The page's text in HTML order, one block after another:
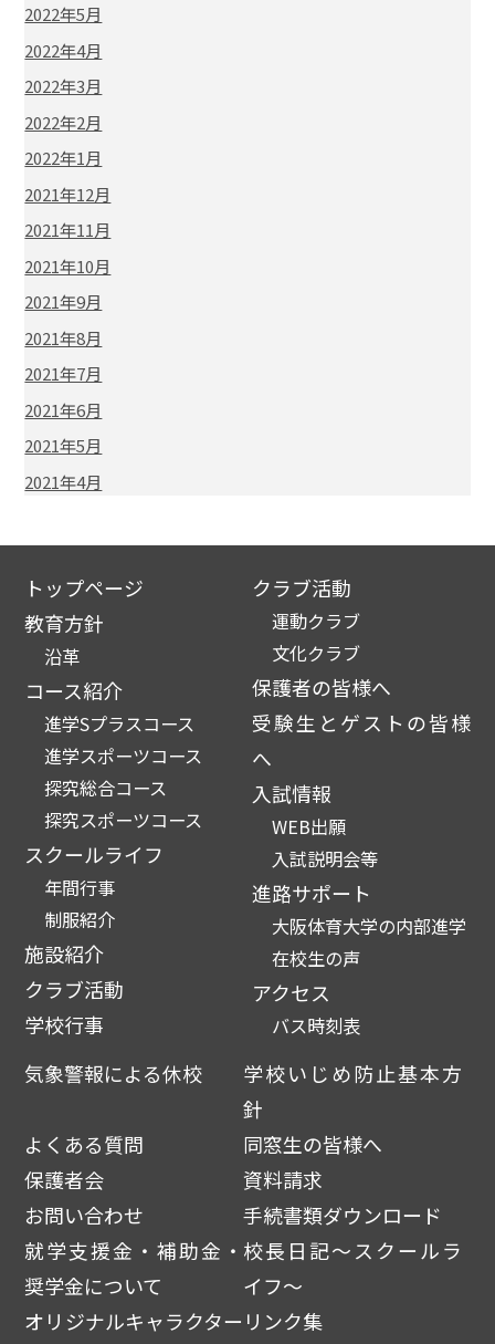
2022年5月
2022年4月
2022年3月
2022年2月
2022年1月
2021年12月
2021年11月
2021年10月
2021年9月
2021年8月
2021年7月
2021年6月
2021年5月
2021年4月
トップページ
教育方針
沿革
コース紹介
進学Sプラスコース
進学スポーツコース
探究総合コース
探究スポーツコース
スクールライフ
年間行事
制服紹介
施設紹介
クラブ活動
学校行事
クラブ活動
運動クラブ
文化クラブ
保護者の皆様へ
受験生とゲストの皆様
へ
入試情報
WEB出願
入試説明会等
進路サポート
大阪体育大学の内部進学
在校生の声
アクセス
バス時刻表
気象警報による休校
学校いじめ防止基本方
針
よくある質問
同窓生の皆様へ
保護者会
資料請求
お問い合わせ
手続書類ダウンロード
就学支援金・補助金・
奨学金について
校長日記～スクールラ
イフ～
オリジナルキャラクター リンク集